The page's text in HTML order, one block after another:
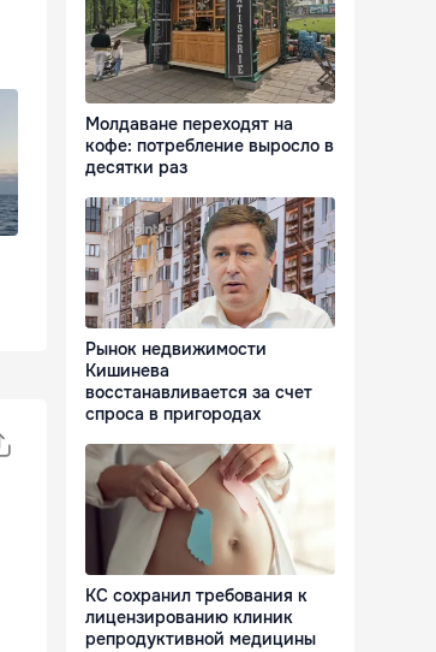
Молдаване переходят на
кофе: потребление выросло в
десятки раз
Рынок недвижимости
Кишинева
восстанавливается за счет
спроса в пригородах
КС сохранил требования к
лицензированию клиник
репродуктивной медицины